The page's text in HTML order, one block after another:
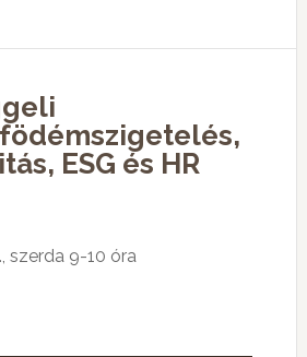
ESG és HR
szerda 9-10 óra